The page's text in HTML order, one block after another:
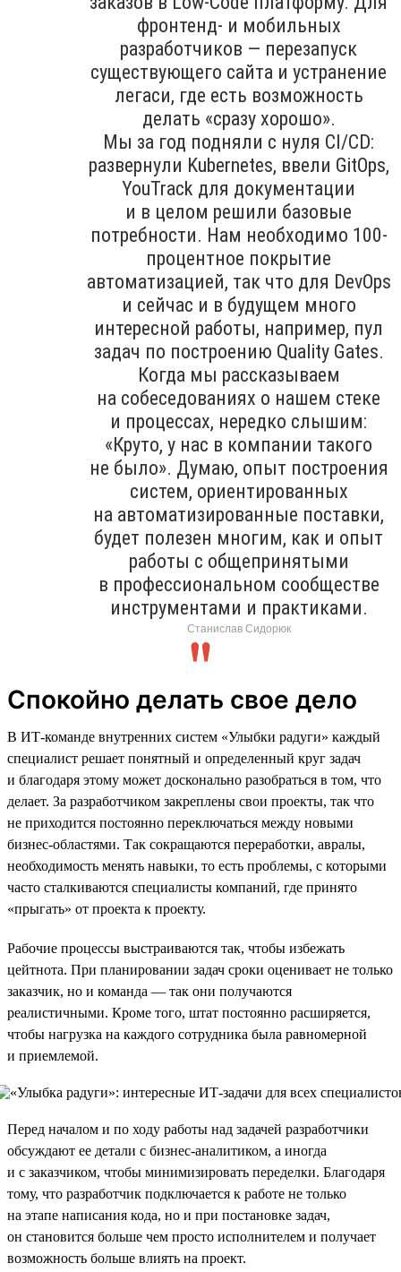
фронтенд- и мобильных
разработчиков — перезапуск
существующего сайта и устранение
легаси, где есть возможность
делать «сразу хорошо».
Мы за год подняли с нуля CI/CD:
развернули Kubernetes, ввели GitOps,
YouTrack для документации
и в целом решили базовые
потребности. Нам необходимо 100-
процентное покрытие
автоматизацией, так что для DevOps
и сейчас и в будущем много
интересной работы, например, пул
задач по построению Quality Gates.
Когда мы рассказываем
на собеседованиях о нашем стеке
и процессах, нередко слышим:
«Круто, у нас в компании такого
не было». Думаю, опыт построения
систем, ориентированных
на автоматизированные поставки,
будет полезен многим, как и опыт
работы с общепринятыми
в профессиональном сообществе
инструментами и практиками.
Станислав Сидорюк
Спокойно делать свое дело
В ИТ-команде внутренних систем «Улыбки радуги» каждый
специалист решает понятный и определенный круг задач
и благодаря этому может досконально разобраться в том, что
делает. За разработчиком закреплены свои проекты, так что
не приходится постоянно переключаться между новыми
бизнес-областями. Так сокращаются переработки, авралы,
необходимость менять навыки, то есть проблемы, с которыми
часто сталкиваются специалисты компаний, где принято
«прыгать» от проекта к проекту.
Рабочие процессы выстраиваются так, чтобы избежать
цейтнота. При планировании задач сроки оценивает не только
заказчик, но и команда — так они получаются
реалистичными. Кроме того, штат постоянно расширяется,
чтобы нагрузка на каждого сотрудника была равномерной
и приемлемой.
Перед началом и по ходу работы над задачей разработчики
обсуждают ее детали с бизнес-аналитиком, а иногда
и с заказчиком, чтобы минимизировать переделки. Благодаря
тому, что разработчик подключается к работе не только
на этапе написания кода, но и при постановке задач,
он становится больше чем просто исполнителем и получает
возможность больше влиять на проект.